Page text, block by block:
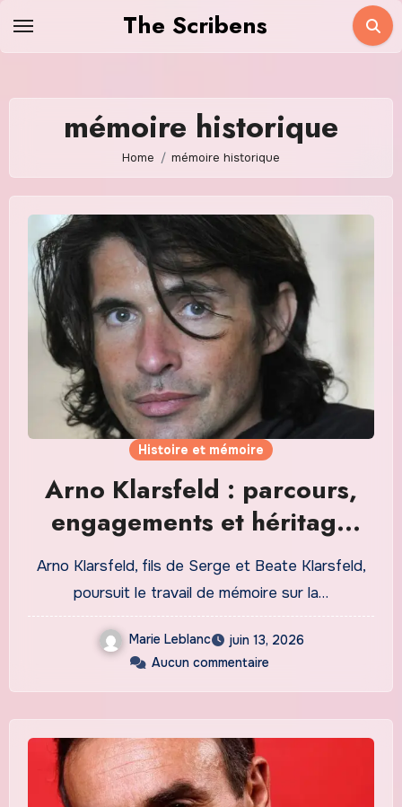
The Scribens
mémoire historique
Home mémoire historique
Histoire et mémoire
Arno Klarsfeld : parcours,
engagements et héritage
familial
Arno Klarsfeld, fils de Serge et Beate Klarsfeld,
poursuit le travail de mémoire sur la…
Marie Leblanc
juin 13, 2026
Aucun commentaire